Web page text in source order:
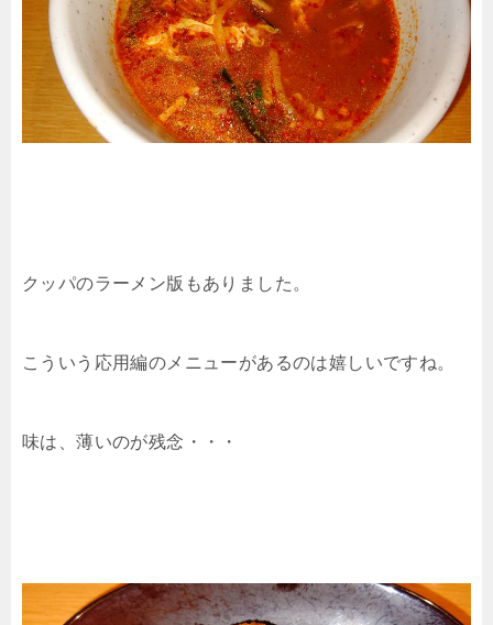
クッパのラーメン版もありました。
こういう応用編のメニューがあるのは嬉しいですね。
味は、薄いのが残念・・・